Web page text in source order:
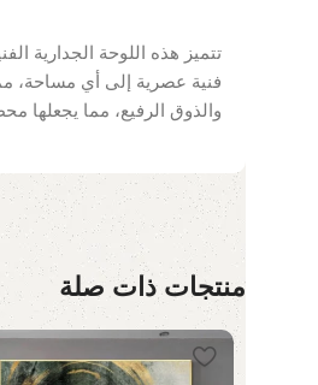
تتميز هذه اللوحة الجدارية
فنية عصرية إلى أي مساحة،
والذوق الرفيع، مما يجعلها
منتجات ذات صلة